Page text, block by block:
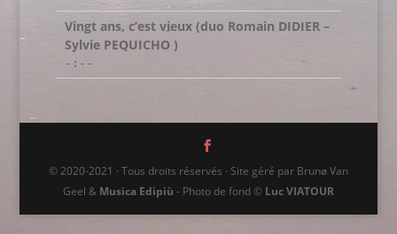
Vingt ans, c’est vieux (duo Romain DIDIER –
Sylvie PEQUICHO )
-:--
© 2020-2021 · Tous droits réservés · Site géré par Brunø Van
Geel & Musica Edipiù - Photo de fond © Luc VIATOUR